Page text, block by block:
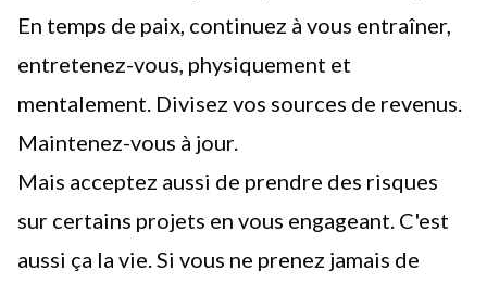
En temps de paix, continuez à vous entraîner,
entretenez-vous, physiquement et
mentalement. Divisez vos sources de revenus.
Maintenez-vous à jour.
Mais acceptez aussi de prendre des risques
sur certains projets en vous engageant. C'est
aussi ça la vie. Si vous ne prenez jamais de